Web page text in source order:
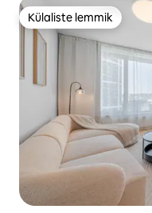
Külaliste lemmik
Külaliste lemmik